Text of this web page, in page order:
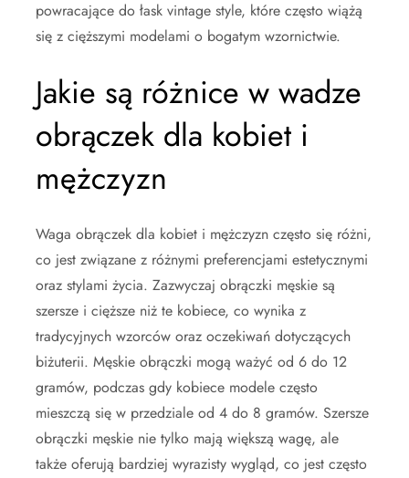
powracające do łask vintage style, które często wiążą
się z cięższymi modelami o bogatym wzornictwie.
Jakie są różnice w wadze
obrączek dla kobiet i
mężczyzn
Waga obrączek dla kobiet i mężczyzn często się różni,
co jest związane z różnymi preferencjami estetycznymi
oraz stylami życia. Zazwyczaj obrączki męskie są
szersze i cięższe niż te kobiece, co wynika z
tradycyjnych wzorców oraz oczekiwań dotyczących
biżuterii. Męskie obrączki mogą ważyć od 6 do 12
gramów, podczas gdy kobiece modele często
mieszczą się w przedziale od 4 do 8 gramów. Szersze
obrączki męskie nie tylko mają większą wagę, ale
także oferują bardziej wyrazisty wygląd, co jest często